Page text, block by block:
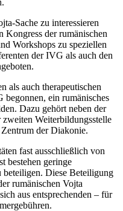
Sache zu interessieren
Kongress der rumänischen
Workshops zu speziellen
der IVG als auch den
als auch therapeutischen
ein rumänisches
Dazu gehört neben der
Weiterbildungsstelle
der Diakonie.
fast ausschließlich von
bestehen geringe
Diese Beteiligung
rumänischen Vojta
aus entsprechenden – für